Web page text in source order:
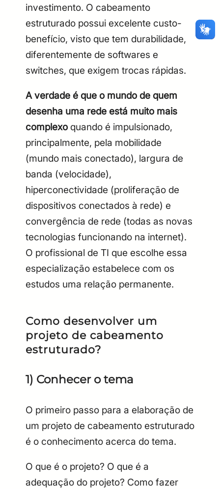
CPF Email
Digite sua senha
CPF
Email
Digite sua senha Confirme a senha
investimento. O cabeamento
estruturado possui excelente custo-
benefício, visto que tem durabilidade,
diferentemente de softwares e
switches, que exigem trocas rápidas.
A verdade é que o mundo de quem
desenha uma rede está muito mais
complexo quando é impulsionado,
principalmente, pela mobilidade
(mundo mais conectado), largura de
banda (velocidade),
hiperconectividade (proliferação de
dispositivos conectados à rede) e
convergência de rede (todas as novas
tecnologias funcionando na internet).
O profissional de TI que escolhe essa
especialização estabelece com os
estudos uma relação permanente.
Como desenvolver um
projeto de cabeamento
estruturado?
1) Conhecer o tema
O primeiro passo para a elaboração de
um projeto de cabeamento estruturado
é o conhecimento acerca do tema.
O que é o projeto? O que é a
adequação do projeto? Como fazer